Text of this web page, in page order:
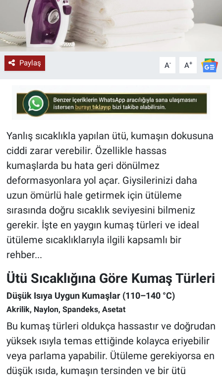
Paylaş A- A+
Yanlış sıcaklıkla yapılan ütü, kumaşın dokusuna
ciddi zarar verebilir. Özellikle hassas
kumaşlarda bu hata geri dönülmez
deformasyonlara yol açar. Giysilerinizi daha
uzun ömürlü hale getirmek için ütüleme
sırasında doğru sıcaklık seviyesini bilmeniz
gerekir. İşte en yaygın kumaş türleri ve ideal
ütüleme sıcaklıklarıyla ilgili kapsamlı bir
rehber...
Ütü Sıcaklığına Göre Kumaş Türleri
Düşük Isıya Uygun Kumaşlar (110–140 °C)
Akrilik, Naylon, Spandeks, Asetat
Bu kumaş türleri oldukça hassastır ve doğrudan
yüksek ısıyla temas ettiğinde kolayca eriyebilir
veya parlama yapabilir. Ütüleme gerekiyorsa en
düşük ısıda, kumaşın tersinden ve bir ütü
RESMİ İLAN